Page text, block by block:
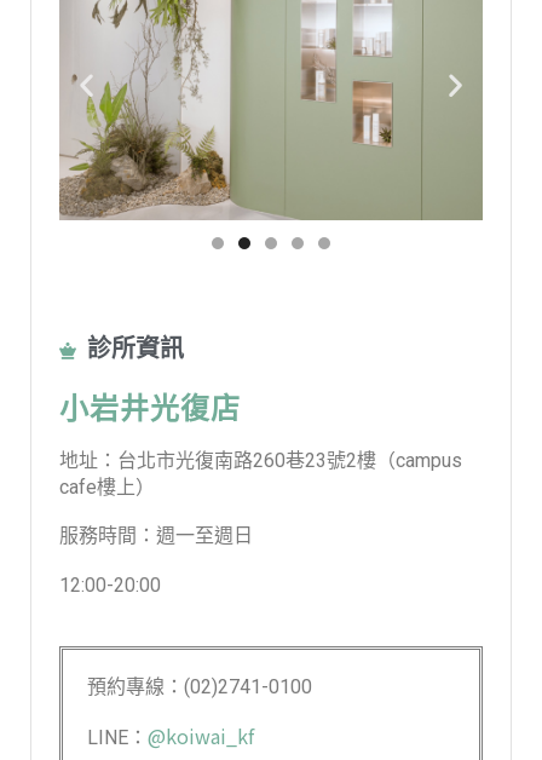
診所資訊
小岩井光復店
地址：台北市光復南路260巷23號2樓（campus
cafe樓上）
服務時間：週一至週日
12:00-20:00
預約專線：(02)2741-0100
LINE： @koiwai_kf